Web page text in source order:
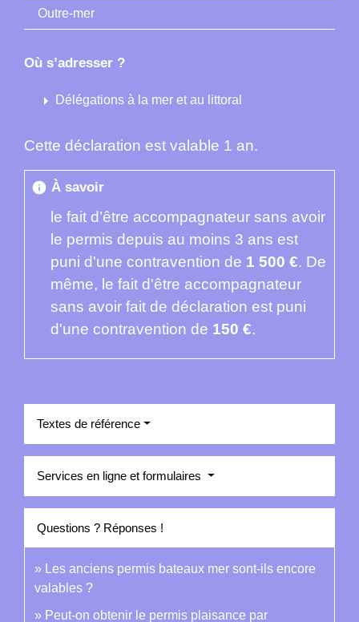
Outre-mer
Où s’adresser ?
arrow_right Délégations à la mer et au littoral
Cette déclaration est valable 1 an.
info À savoir
le fait d’être accompagnateur sans avoir
le permis depuis au moins 3 ans est
puni d'une contravention de 1 500 €. De
même, le fait d'être accompagnateur
sans avoir fait de déclaration est puni
d'une contravention de 150 €.
Textes de référence
Services en ligne et formulaires
Questions ? Réponses !
Les anciens permis bateaux mer sont-ils encore
valables ?
Peut-on obtenir le permis plaisance par